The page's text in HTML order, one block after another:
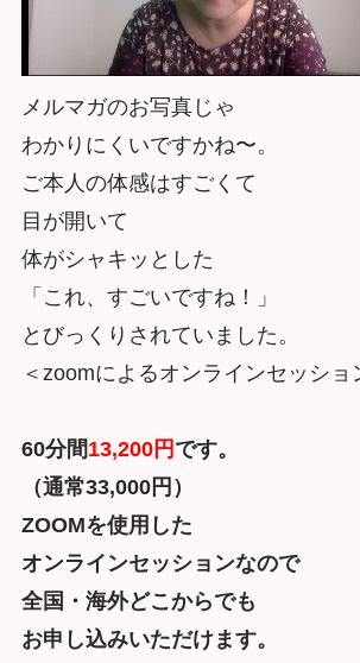
メルマガのお写真じゃ
わかりにくいですかね〜。
ご本人の体感はすごくて
目が開いて
体がシャキッとした
「これ、すごいですね！」
とびっくりされていました。
＜zoomによるオンラインセッショ
60分間13,200円 です。
（通常33,000円）
ZOOMを使用した
オンラインセッションなので
全国・海外どこからでも
お申し込みいただけます。